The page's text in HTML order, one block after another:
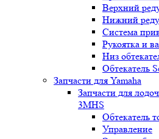
Верхний
Нижний
Система
Рукоятка и
Низ
Обтекатель
Запчасти для Yamaha
Запчасти для
3MHS
Обтекатель
Управление